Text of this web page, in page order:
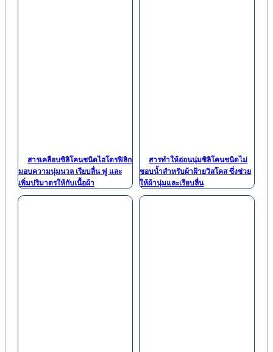
สารเคลือบซิลิโคนชนิดไฮโดรฟิลิก
มอบความนุ่มนวล เรียบลื่น ฟู และ
เพิ่มปริมาตรให้กับเนื้อผ้า
สารทำให้อ่อนนุ่มซิลิโคนชนิดไม่
ชอบน้ำสำหรับผ้าฝ้ายวิสโคส ซึ่งช่วย
ให้ผ้านุ่มและเรียบลื่น